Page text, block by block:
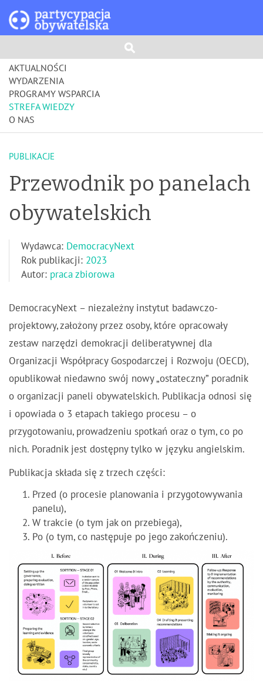
AKTUALNOŚCI
WYDARZENIA
PROGRAMY WSPARCIA
STREFA WIEDZY
O NAS
PUBLIKACJE
Przewodnik po panelach
obywatelskich
Wydawca: DemocracyNext
Rok publikacji: 2023
Autor: praca zbiorowa
DemocracyNext – niezależny instytut badawczo-
projektowy, założony przez osoby, które opracowały
zestaw narzędzi demokracji deliberatywnej dla
Organizacji Współpracy Gospodarczej i Rozwoju (OECD),
opublikował niedawno swój nowy „ostateczny” poradnik
o organizacji paneli obywatelskich. Publikacja odnosi się
i opowiada o 3 etapach takiego procesu – o
przygotowaniu, prowadzeniu spotkań oraz o tym, co po
nich. Poradnik jest dostępny tylko w języku angielskim.
Publikacja składa się z trzech części:
Przed (o procesie planowania i przygotowywania
panelu),
W trakcie (o tym jak on przebiega),
Po (o tym, co następuje po jego zakończeniu).